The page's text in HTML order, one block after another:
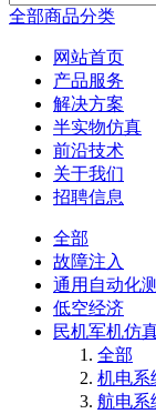
全部商品分类
网站首页
产品服务
解决方案
半实物仿真
前沿技术
关于我们
招聘信息
全部
故障注入
通用自动化
低空经济
民机军机仿
全部
机电系
航电系